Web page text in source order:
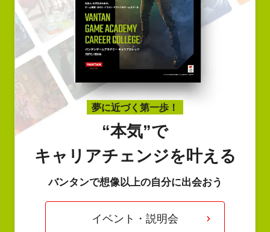
夢に近づく第一歩！
“本気”で
キャリアチェンジを叶える
バンタンで想像以上の自分に出会おう
イベント・説明会